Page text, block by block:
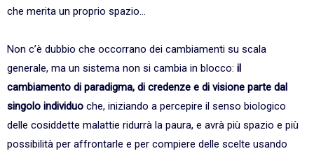
che merita un proprio spazio…
Non c’è dubbio che occorrano dei cambiamenti su scala
generale, ma un sistema non si cambia in blocco: il
cambiamento di paradigma, di credenze e di visione parte dal
singolo individuo che, iniziando a percepire il senso biologico
delle cosiddette malattie ridurrà la paura, e avrà più spazio e più
possibilità per affrontarle e per compiere delle scelte usando